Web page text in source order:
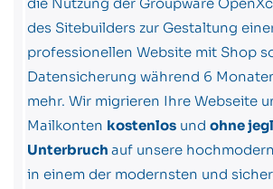
des Sitebuilders zur Gestaltung
professionellen Website mit Shop
Datensicherung während 6
mehr. Wir migrieren Ihre Webseite
Mailkonten kostenlos und ohne
Unterbruch auf unsere
in einem der modernsten und